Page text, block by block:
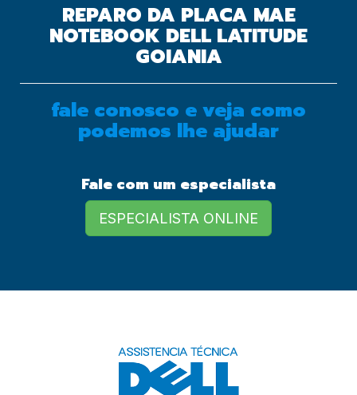
OK
Cookies Policy
REPARO DA PLACA MAE
NOTEBOOK DELL LATITUDE
GOIANIA
fale conosco e veja como
podemos lhe ajudar
Fale com um especialista
ESPECIALISTA ONLINE